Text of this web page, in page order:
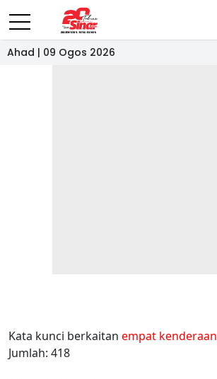
Ahad | 09 Ogos 2026
Kata kunci berkaitan empat kenderaan
Jumlah: 418